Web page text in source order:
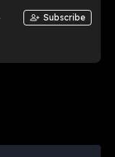
Subscribe